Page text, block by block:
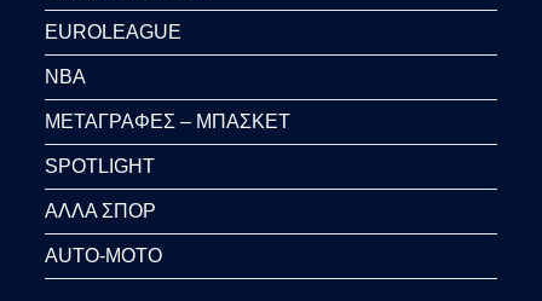
EUROLEAGUE
NBA
ΜΕΤΑΓΡΑΦΕΣ – ΜΠΑΣΚΕΤ
SPOTLIGHT
ΑΛΛΑ ΣΠΟΡ
AUTO-MOTO